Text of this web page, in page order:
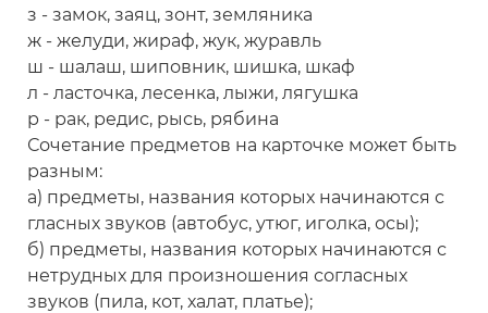
з - замок, заяц, зонт, земляника
ж - желуди, жираф, жук, журавль
ш - шалаш, шиповник, шишка, шкаф
л - ласточка, лесенка, лыжи, лягушка
р - рак, редис, рысь, рябина
Сочетание предметов на карточке может быть
разным:
а) предметы, названия которых начинаются с
гласных звуков (автобус, утюг, иголка, осы);
б) предметы, названия которых начинаются с
нетрудных для произношения согласных
звуков (пила, кот, халат, платье);